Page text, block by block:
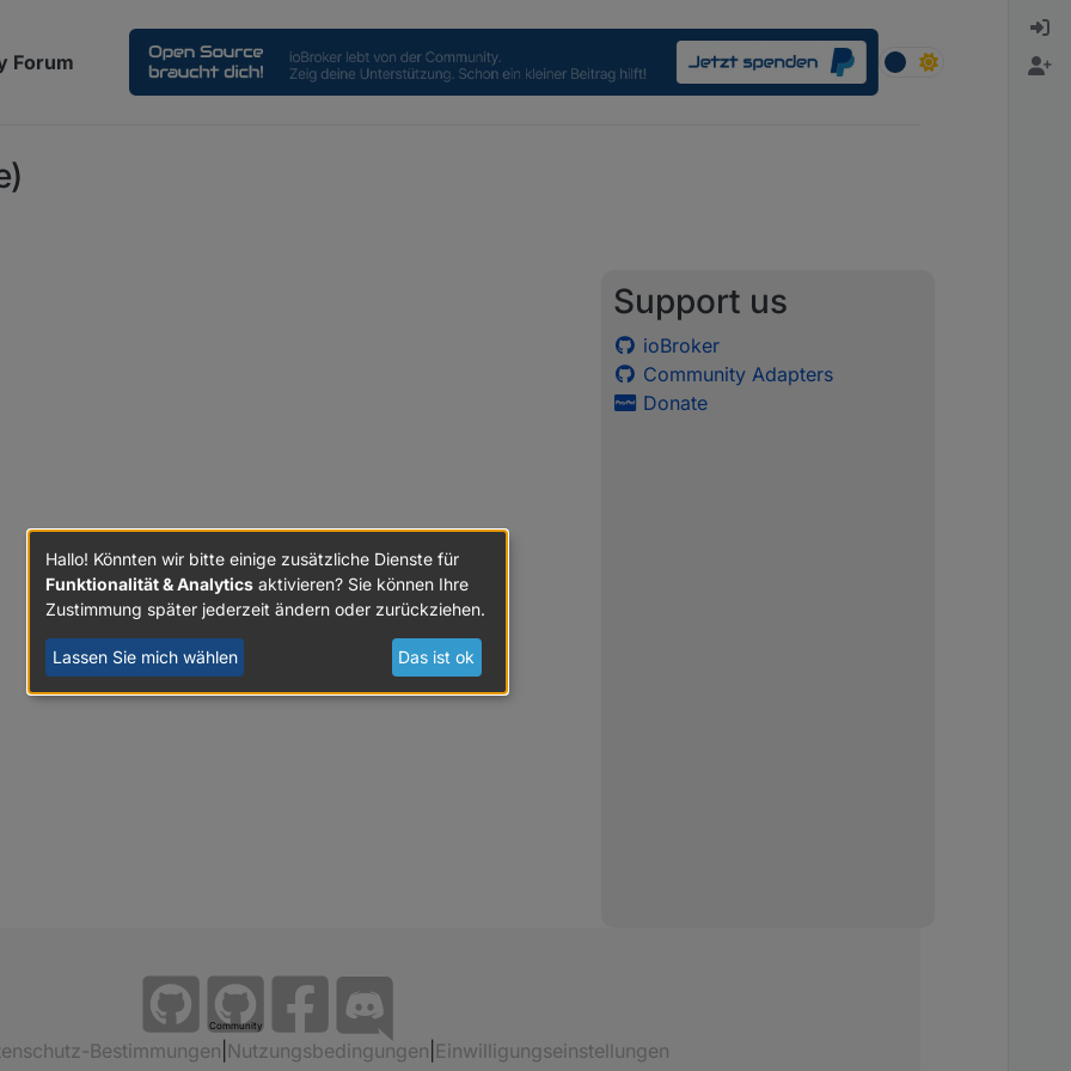
Forum
Support us
ioBroker
Community Adapters
Donate
Community
Bestimmungen Nutzungsbedingungen Einwilligungseinstellungen
Hallo! Könnten wir bitte einige zusätzliche Dienste für
Funktionalität & Analytics aktivieren? Sie können Ihre
Zustimmung später jederzeit ändern oder zurückziehen.
Lassen Sie mich wählen Das ist ok